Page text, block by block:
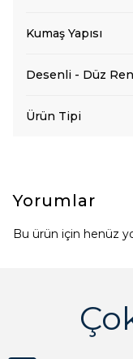
Kumaş Yapısı
Desenli - Düz
Ürün Tipi
Yorumlar
Bu ürün için henüz